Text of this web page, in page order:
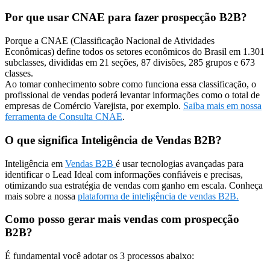
Por que usar CNAE para fazer prospecção B2B?
Porque a CNAE (Classificação Nacional de Atividades
Econômicas) define todos os setores econômicos do Brasil em 1.301
subclasses, divididas em 21 seções, 87 divisões, 285 grupos e 673
classes.
Ao tomar conhecimento sobre como funciona essa classificação, o
profissional de vendas poderá levantar informações como o total de
empresas de Comércio Varejista, por exemplo. Saiba mais em nossa
ferramenta de Consulta CNAE.
O que significa Inteligência de Vendas B2B?
Inteligência em Vendas B2B é usar tecnologias avançadas para
identificar o Lead Ideal com informações confiáveis e precisas,
otimizando sua estratégia de vendas com ganho em escala. Conheça
mais sobre a nossa plataforma de inteligência de vendas B2B.
Como posso gerar mais vendas com prospecção
B2B?
É fundamental você adotar os 3 processos abaixo: